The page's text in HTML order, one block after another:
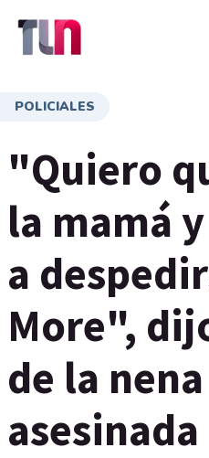
POLICIALES
"Quiero
la mamá
a
More",
de la nena
asesinada